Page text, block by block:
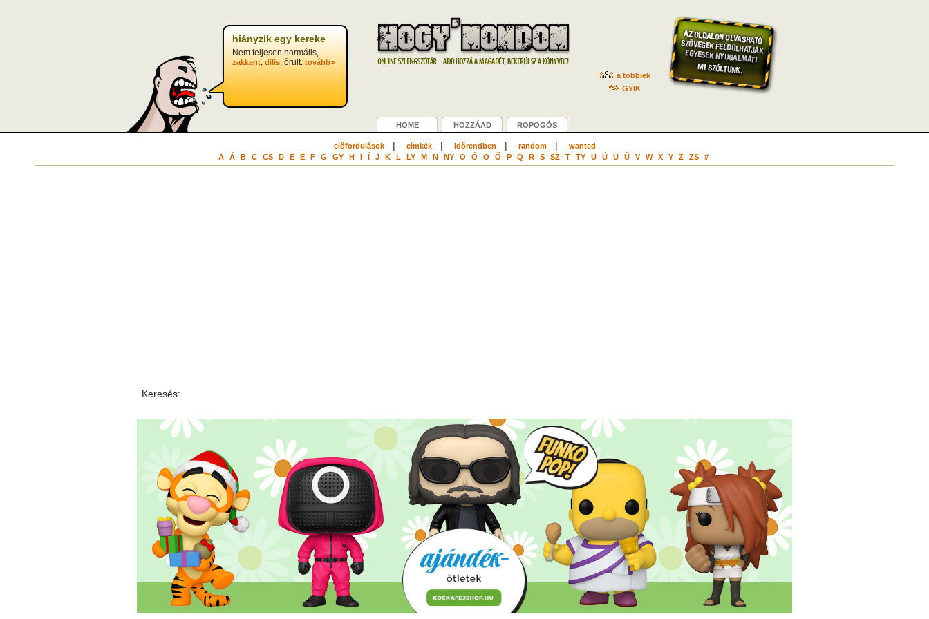
hiányzik egy kereke
Nem teljesen normális,
zakkant, dilis, őrült. tovább>
a többiek
GYIK
HOME HOZZÁAD ROPOGÓS
előfordulások| címkék| időrendben | random|
wanted
A
Á B C CS D E É F G GY H I Í J K L LY M N NY O Ó Ö Ő P Q R S SZ T TY U Ú Ü Ű V W X Y Z ZS #
Keresés: